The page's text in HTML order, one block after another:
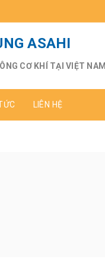
ASAHI
CƠ KHÍ TẠI VIỆT NAM
LIÊN HỆ